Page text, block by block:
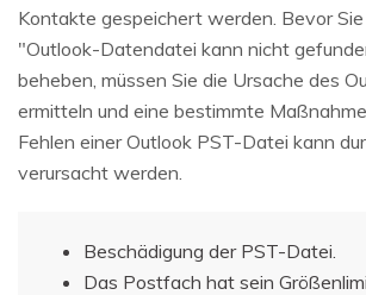
Kontakte gespeichert werden. Bevor
"Outlook-Datendatei kann nicht
beheben, müssen Sie die Ursache des
ermitteln und eine bestimmte
Fehlen einer Outlook PST-Datei kann
verursacht werden.
Beschädigung der PST-Datei.
Das Postfach hat sein